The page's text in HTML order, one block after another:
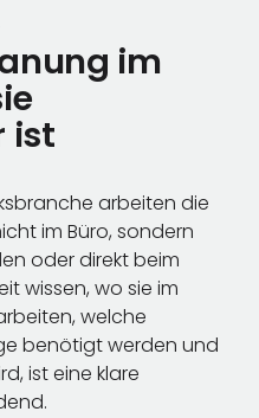
im
ist
arbeiten die
im Büro, sondern
oder direkt beim
wissen, wo sie im
welche
benötigt werden und
ist eine klare